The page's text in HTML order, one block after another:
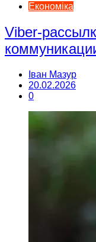
Економіка
Viber-
Іван Мазур
20.02.2026
0